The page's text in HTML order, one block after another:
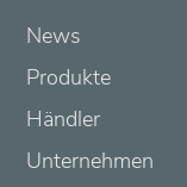
News
Produkte
Händler
Unternehmen